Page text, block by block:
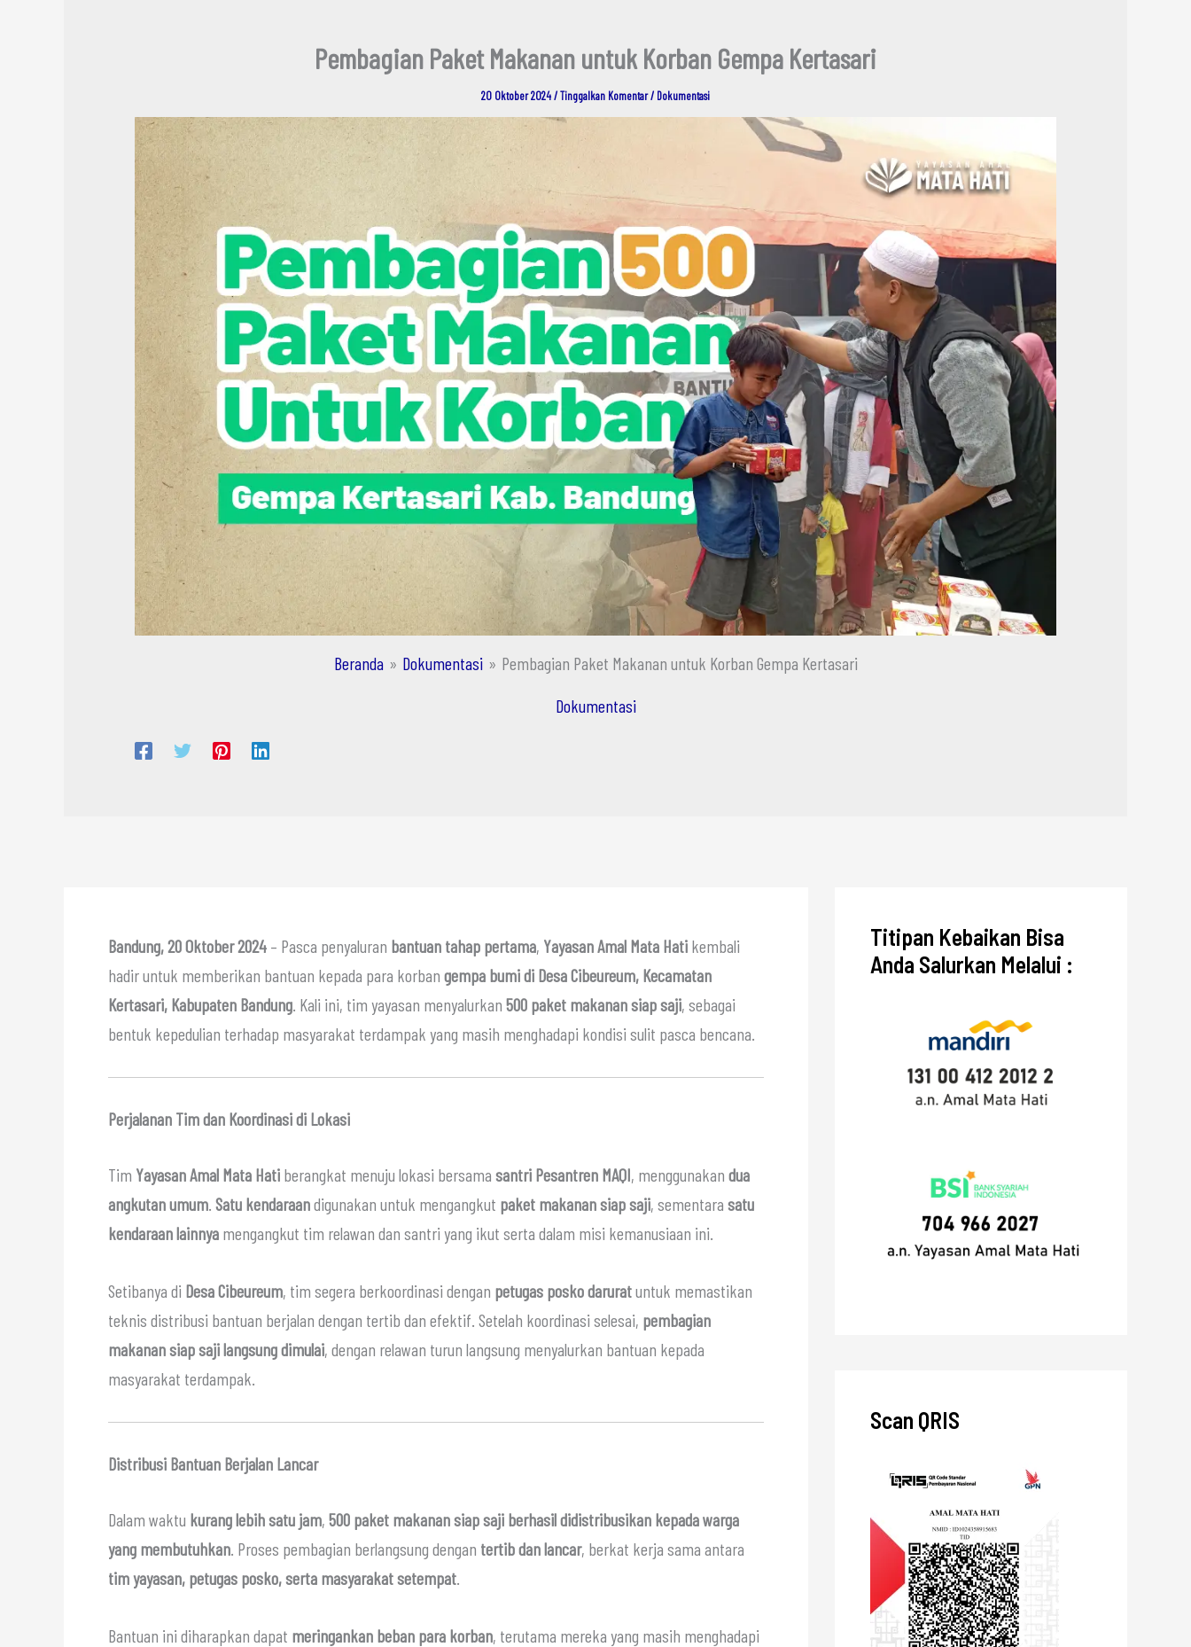
Pembagian Paket Makanan untuk Korban Gempa Kertasari
20 Oktober 2024/Tinggalkan Komentar/ Dokumentasi
Beranda Dokumentasi
Pembagian Paket Makanan untuk Korban Gempa Kertasari
Dokumentasi
Bandung, 20 Oktober 2024 – Pasca penyaluran bantuan tahap pertama, Yayasan Amal Mata Hati kembali
hadir untuk memberikan bantuan kepada para korban gempa bumi di Desa Cibeureum, Kecamatan
Kertasari, Kabupaten Bandung . Kali ini, tim yayasan menyalurkan 500 paket makanan siap saji, sebagai
bentuk kepedulian terhadap masyarakat terdampak yang masih menghadapi kondisi sulit pasca bencana.
Perjalanan Tim dan Koordinasi di Lokasi
Tim Yayasan Amal Mata Hati berangkat menuju lokasi bersama santri Pesantren MAQI, menggunakan dua
angkutan umum Satu kendaraandigunakan untuk mengangkut paket makanan siap saji, sementara satu
kendaraan lainnya mengangkut tim relawan dan santri yang ikut serta dalam misi kemanusiaan ini.
Setibanya di Desa Cibeureum, tim segera berkoordinasi dengan petugas posko daruratuntuk memastikan
teknis distribusi bantuan berjalan dengan tertib dan efektif. Setelah koordinasi selesai, pembagian
makanan siap saji langsung dimulai, dengan relawan turun langsung menyalurkan bantuan kepada
masyarakat terdampak.
Distribusi Bantuan Berjalan Lancar
Dalam waktu kurang lebih satu jam, 500 paket makanan siap saji berhasil didistribusikan kepada warga
yang membutuhkan . Proses pembagian berlangsung dengan tertib dan lancar, berkat kerja sama antara
tim yayasan, petugas posko, serta masyarakat setempat
Bantuan ini diharapkan dapat meringankan beban para korban, terutama mereka yang masih menghadapi
Titipan Kebaikan Bisa
Anda Salurkan Melalui :
Scan QRIS